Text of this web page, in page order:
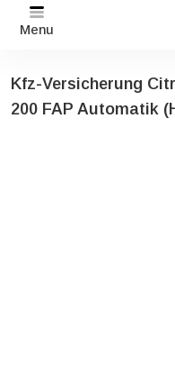
Menu
Kfz-Versicherung
200 FAP Automatik